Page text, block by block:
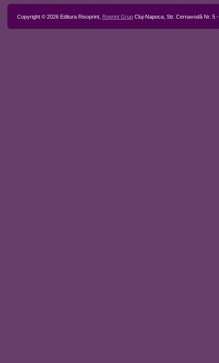
Copyright © 2026 Editura Risoprint, Roprint Grup Cluj-Napoca, Str. Cernavodă Nr. 5